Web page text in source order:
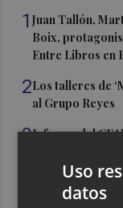
1Juan Tallón,
Boix,
Entre Libros en
2Los talleres de
al Grupo Reyes
3Informe del
previos
La Generalitat
Uso
datos